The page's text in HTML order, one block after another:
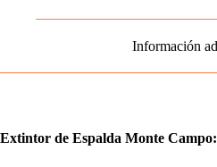
Información
Extintor de Espalda Monte Campo: